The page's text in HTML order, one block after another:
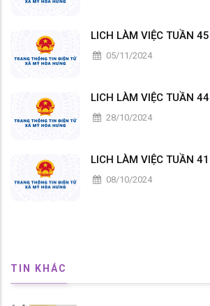
LICH LÀM VIỆC TUẦN 45
05/11/2024
LICH LÀM VIỆC TUẦN 44
28/10/2024
LICH LÀM VIỆC TUẦN 41
08/10/2024
TIN KHÁC